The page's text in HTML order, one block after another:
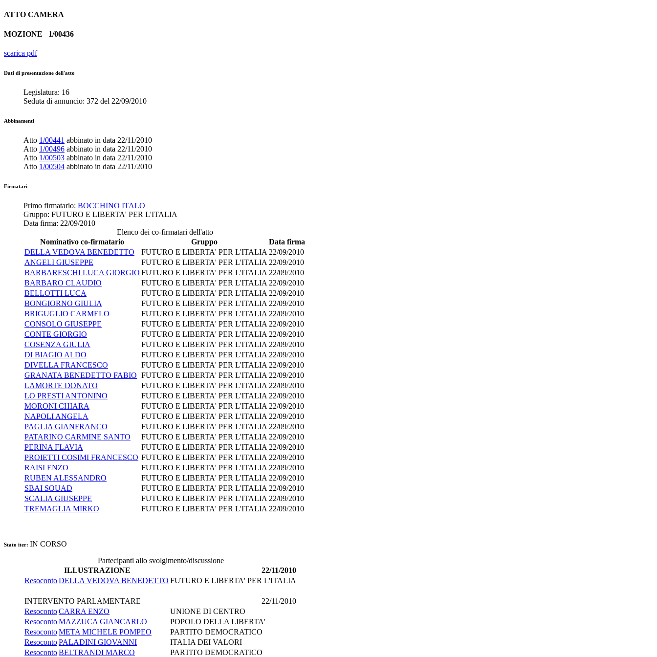
ATTO CAMERA
MOZIONE 1/00436
scarica pdf
Dati di presentazione dell'atto
Legislatura: 16
Seduta di annuncio: 372 del 22/09/2010
Abbinamenti
Atto 1/00441 abbinato in data 22/11/2010
Atto 1/00496 abbinato in data 22/11/2010
Atto 1/00503 abbinato in data 22/11/2010
Atto 1/00504 abbinato in data 22/11/2010
Firmatari
Primo firmatario: BOCCHINO ITALO
Gruppo: FUTURO E LIBERTA' PER L'ITALIA
Data firma: 22/09/2010
Elenco dei co-firmatari dell'atto
Nominativo co-firmatario
Gruppo
Data firma
DELLA VEDOVA BENEDETTO
FUTURO E LIBERTA' PER L'ITALIA 22/09/2010
ANGELI GIUSEPPE
FUTURO E LIBERTA' PER L'ITALIA 22/09/2010
BARBARESCHI LUCA GIORGIO FUTURO E LIBERTA' PER L'ITALIA 22/09/2010
BARBARO CLAUDIO
FUTURO E LIBERTA' PER L'ITALIA 22/09/2010
BELLOTTI LUCA
FUTURO E LIBERTA' PER L'ITALIA 22/09/2010
BONGIORNO GIULIA
FUTURO E LIBERTA' PER L'ITALIA 22/09/2010
BRIGUGLIO CARMELO
FUTURO E LIBERTA' PER L'ITALIA 22/09/2010
CONSOLO GIUSEPPE
FUTURO E LIBERTA' PER L'ITALIA 22/09/2010
CONTE GIORGIO
FUTURO E LIBERTA' PER L'ITALIA 22/09/2010
COSENZA GIULIA
FUTURO E LIBERTA' PER L'ITALIA 22/09/2010
DI BIAGIO ALDO
FUTURO E LIBERTA' PER L'ITALIA 22/09/2010
DIVELLA FRANCESCO
FUTURO E LIBERTA' PER L'ITALIA 22/09/2010
GRANATA BENEDETTO FABIO FUTURO E LIBERTA' PER L'ITALIA 22/09/2010
LAMORTE DONATO
FUTURO E LIBERTA' PER L'ITALIA 22/09/2010
LO PRESTI ANTONINO
FUTURO E LIBERTA' PER L'ITALIA 22/09/2010
MORONI CHIARA
FUTURO E LIBERTA' PER L'ITALIA 22/09/2010
NAPOLI ANGELA
FUTURO E LIBERTA' PER L'ITALIA 22/09/2010
PAGLIA GIANFRANCO
FUTURO E LIBERTA' PER L'ITALIA 22/09/2010
PATARINO CARMINE SANTO
FUTURO E LIBERTA' PER L'ITALIA 22/09/2010
PERINA FLAVIA
FUTURO E LIBERTA' PER L'ITALIA 22/09/2010
PROIETTI COSIMI FRANCESCO FUTURO E LIBERTA' PER L'ITALIA 22/09/2010
RAISI ENZO
FUTURO E LIBERTA' PER L'ITALIA 22/09/2010
RUBEN ALESSANDRO
FUTURO E LIBERTA' PER L'ITALIA 22/09/2010
SBAI SOUAD
FUTURO E LIBERTA' PER L'ITALIA 22/09/2010
SCALIA GIUSEPPE
FUTURO E LIBERTA' PER L'ITALIA 22/09/2010
TREMAGLIA MIRKO
FUTURO E LIBERTA' PER L'ITALIA 22/09/2010
Stato iter: IN CORSO
Partecipanti allo svolgimento/discussione
ILLUSTRAZIONE
22/11/2010
ResocontoDELLA VEDOVA BENEDETTO FUTURO E LIBERTA' PER L'ITALIA
INTERVENTO PARLAMENTARE
22/11/2010
ResocontoCARRA ENZO
UNIONE DI CENTRO
ResocontoMAZZUCA GIANCARLO
POPOLO DELLA LIBERTA'
ResocontoMETA MICHELE POMPEO
PARTITO DEMOCRATICO
ResocontoPALADINI GIOVANNI
ITALIA DEI VALORI
ResocontoBELTRANDI MARCO
PARTITO DEMOCRATICO